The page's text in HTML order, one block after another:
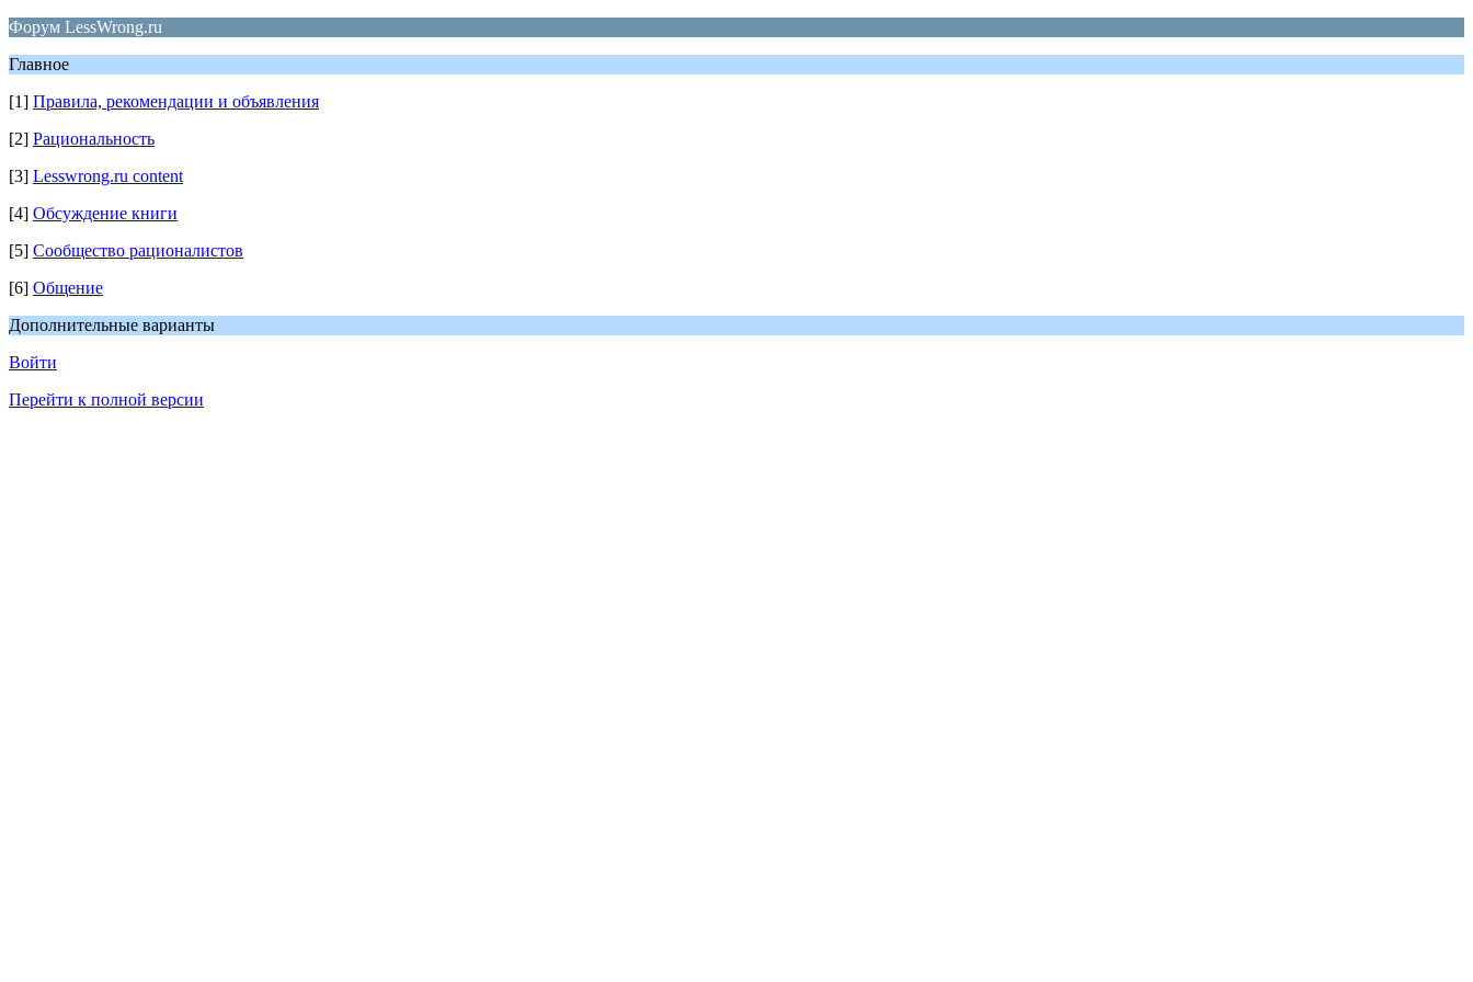
Форум LessWrong.ru
Главное
[1] Правила, рекомендации и объявления
[2] Рациональность
[3] Lesswrong.ru content
[4] Обсуждение книги
[5] Сообщество рационалистов
[6] Общение
Дополнительные варианты
Войти
Перейти к полной версии